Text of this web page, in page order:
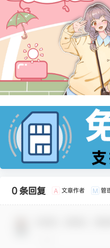
0 条回复 A 文章作者 M 管